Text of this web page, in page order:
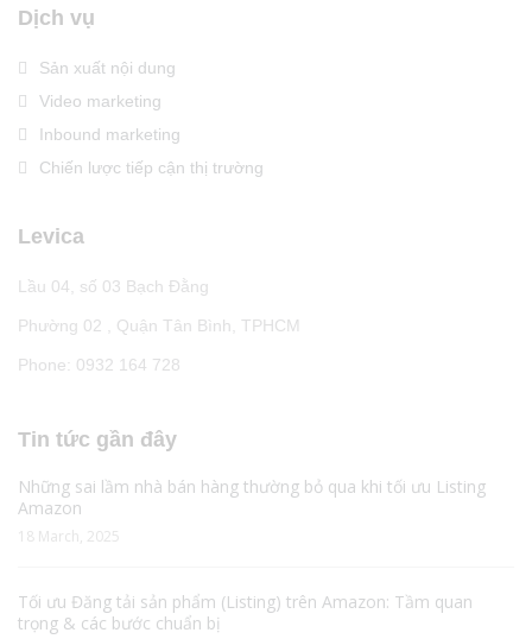
Dịch vụ
Sản xuất nội dung
Video marketing
Inbound marketing
Chiến lược tiếp cận thị trường
Levica
Lầu 04, số 03 Bạch Đằng
Phường 02 , Quận Tân Bình, TPHCM
Phone: 0932 164 728
Tin tức gần đây
Những sai lầm nhà bán hàng thường bỏ qua khi tối ưu Listing
Amazon
18 March, 2025
Tối ưu Đăng tải sản phẩm (Listing) trên Amazon: Tầm quan
trọng & các bước chuẩn bị